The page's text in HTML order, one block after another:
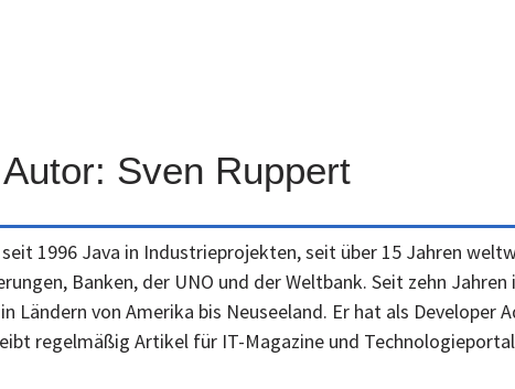
Sven Ruppert
1996 Java in Industrieprojekten, seit über 15 Jahren
Banken, der UNO und der Weltbank. Seit zehn
Ländern von Amerika bis Neuseeland. Er hat als Developer
regelmäßig Artikel für IT-Magazine und